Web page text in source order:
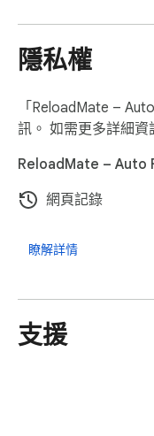
隱私權
「ReloadMate –
訊。 如需更多詳細
ReloadMate – Auto
網頁記錄
瞭解詳情
支援